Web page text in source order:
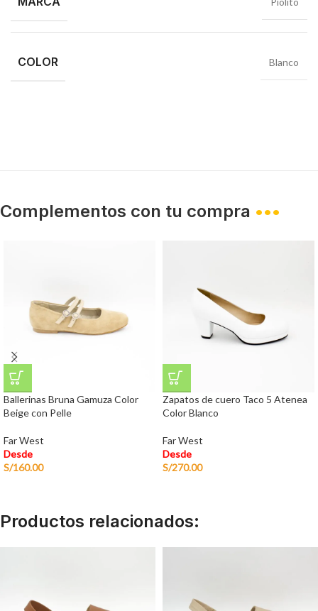
COLOR Blanco
Complementos con tu compra •••
Ballerinas Bruna Gamuza Color
Beige con Pelle
Far West
Desde
S/160.00
Zapatos de cuero Taco 5 Atenea
Color Blanco
Far West
Desde
S/270.00
Productos relacionados: